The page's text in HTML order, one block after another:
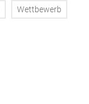
Wettbewerb